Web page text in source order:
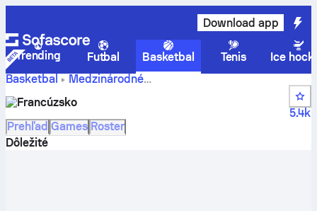
Download app
Trending Futbal Basketbal Tenis
Ice
Basketbal
Medzinárodné
FIBA EuroBasket Women Qual.
Skóre, poradie, rozpis
zápasov a hráči tímu Francúzsko
Francúzsko
5.4k
Prehľad Games Roster
Dôležité